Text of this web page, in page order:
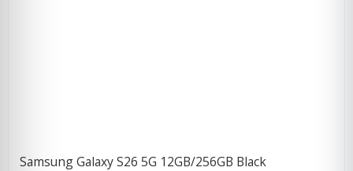
Samsung Galaxy S26 5G 12GB/256GB Black